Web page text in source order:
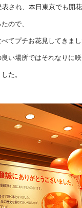
され、本日東京でも開
ので、
てプチお花見してきま
い場所ではそれなりに
た。